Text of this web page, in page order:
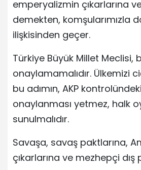
emperyalizmin çıkarlarına
demekten, komşularımızla
ilişkisinden geçer.
Türkiye Büyük Millet Meclisi,
onaylamamalıdır. Ülkemizi
bu adımın, AKP
onaylanması yetmez, halk
sunulmalıdır.
Savaşa, savaş paktlarına,
çıkarlarına ve mezhepçi dış